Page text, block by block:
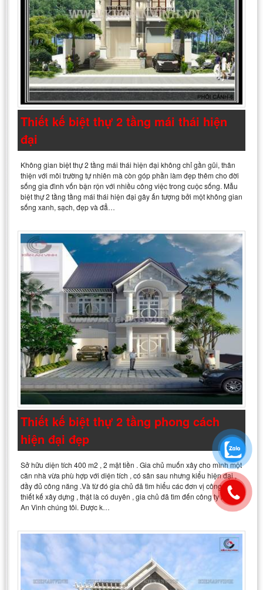
Thiết kế biệt thự 2 tầng mái thái hiện
đại
Không gian biệt thự 2 tầng mái thái hiện đại không chỉ gần gũi, thân
thiện với môi trường tự nhiên mà còn góp phần làm đẹp thêm cho đời
sống gia đình vốn bận rộn với nhiều công việc trong cuộc sống. Mẫu
biệt thự 2 tầng tầng mái thái hiện đại gây ấn tượng bởi một không gian
sống xanh, sạch, đẹp và đẳ…
Thiết kế biệt thự 2 tầng phong cách
hiện đại đẹp
Sở hữu diện tích 400 m2 , 2 mặt tiền . Gia chủ muốn xây cho mình một
căn nhà vừa phù hợp với diện tích , có sân sau nhưng kiểu hiện đại ,
đầy đủ công năng .Và từ đó gia chủ đã tìm hiểu các đơn vị công ty
thiết kế xây dựng , thật là có duyên , gia chủ đã tìm đến công ty Kiến
An Vinh chúng tôi. Được k…